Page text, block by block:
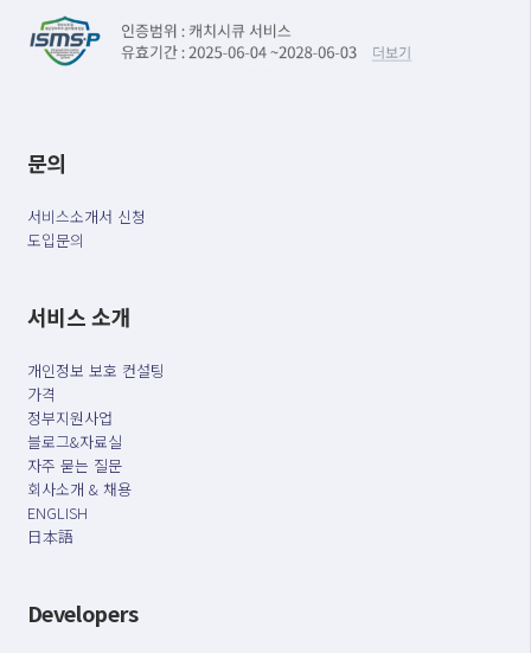
문의
서비스소개서 신청
도입문의
서비스 소개
개인정보 보호 컨설팅
가격
정부지원사업
블로그&자료실
자주 묻는 질문
회사소개 & 채용
ENGLISH
日本語
Developers